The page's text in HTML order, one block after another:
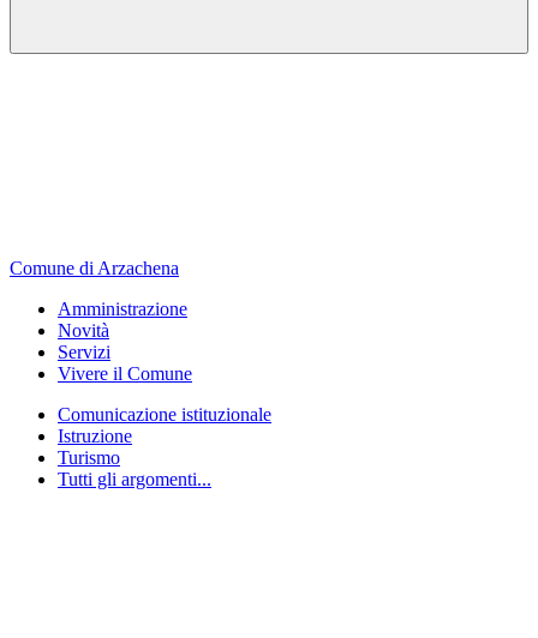
Comune di Arzachena
Amministrazione
Novità
Servizi
Vivere il Comune
Comunicazione istituzionale
Istruzione
Turismo
Tutti gli argomenti...